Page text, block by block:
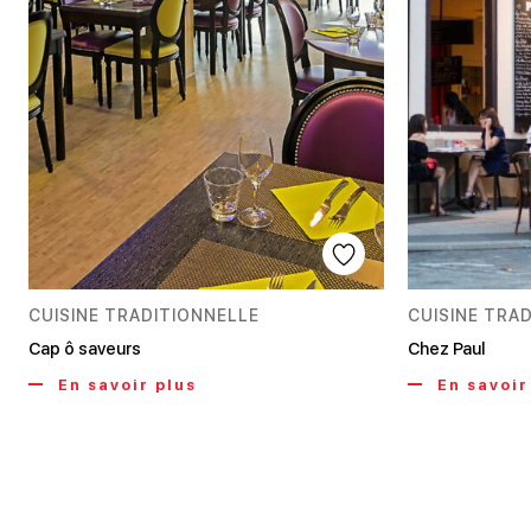
CUISINE TRADITIONNELLE
Cap ô saveurs
En savoir plus
CUISINE
Chez Paul
En